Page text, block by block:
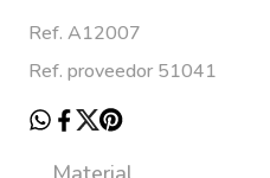
Ref. A12007
Ref. proveedor 51041